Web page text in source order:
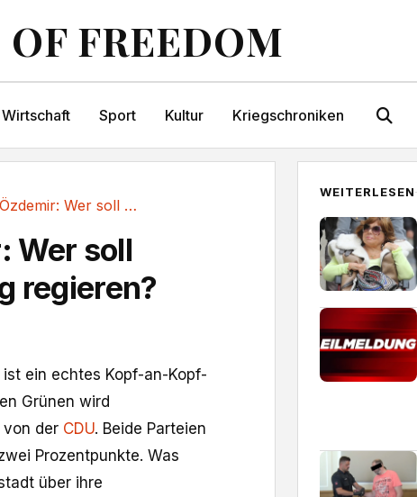
FREEDOM
Wirtschaft Sport Kultur Kriegschroniken
Hagel oder Özdemir: Wer soll Baden-Württemberg...
Wer soll
regieren?
ist ein echtes Kopf-an-Kopf-
Grünen wird
von der CDU. Beide Parteien
Prozentpunkte. Was
über ihre
WEITERLESEN